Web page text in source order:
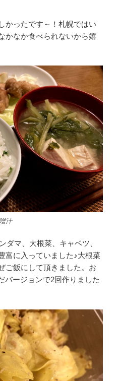
かったです～！札幌ではい
かなか食べられないから嬉
汁
ダマ、大根菜、キャベツ、
富に入っていました♪大根菜
ご飯にして頂きました。お
バージョンで2回作りました